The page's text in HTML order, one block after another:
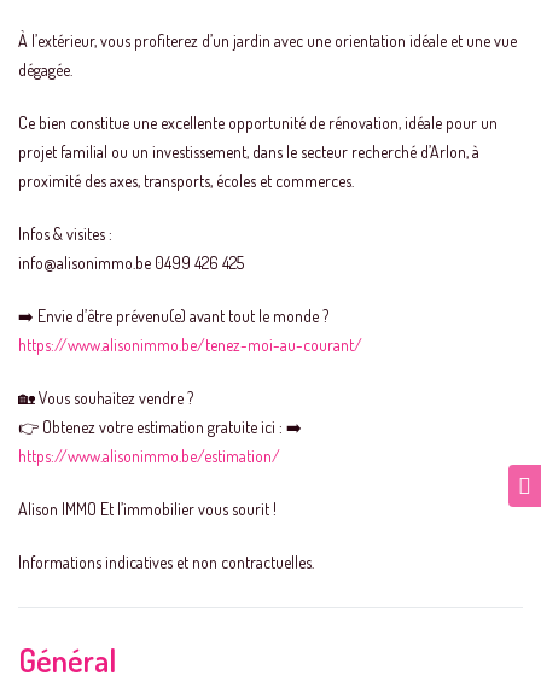
À l’extérieur, vous profiterez d’un jardin avec une orientation idéale et une vue
dégagée.
Ce bien constitue une excellente opportunité de rénovation, idéale pour un
projet familial ou un investissement, dans le secteur recherché d’Arlon, à
proximité des axes, transports, écoles et commerces.
Infos & visites :
info@alisonimmo.be 0499 426 425
➡️ Envie d’être prévenu(e) avant tout le monde ?
https://www.alisonimmo.be/tenez-moi-au-courant/
🏡 Vous souhaitez vendre ?
👉 Obtenez votre estimation gratuite ici : ➡️
https://www.alisonimmo.be/estimation/
Alison IMMO Et l’immobilier vous sourit !
Informations indicatives et non contractuelles.
Général